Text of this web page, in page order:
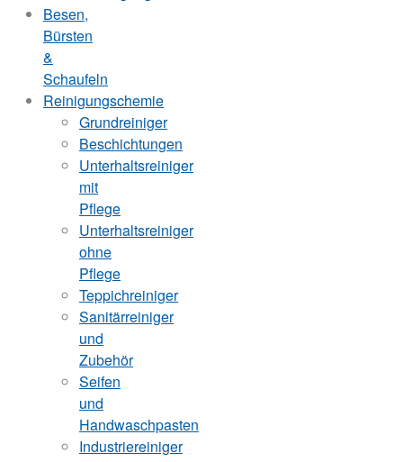
Besen,
Bürsten
&
Schaufeln
Reinigungschemie
Grundreiniger
Beschichtungen
Unterhaltsreiniger
mit
Pflege
Unterhaltsreiniger
ohne
Pflege
Teppichreiniger
Sanitärreiniger
und
Zubehör
Seifen
und
Handwaschpasten
Industriereiniger